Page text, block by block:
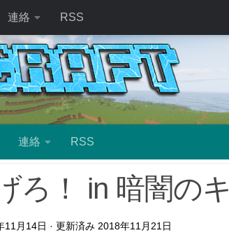
連絡 RSS
連絡 RSS
ろ！ in 暗闇の
11月14日 · 更新済み 2018年11月21日